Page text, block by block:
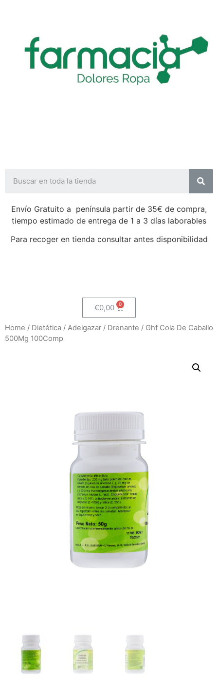
Envío Gratuito a península partir de 35€ de compra,
tiempo estimado de entrega de 1 a 3 días laborables
Para recoger en tienda consultar antes disponibilidad
€0,00
Home / Dietética / Adelgazar / Drenante / Ghf Cola De Caballo
500Mg 100Comp